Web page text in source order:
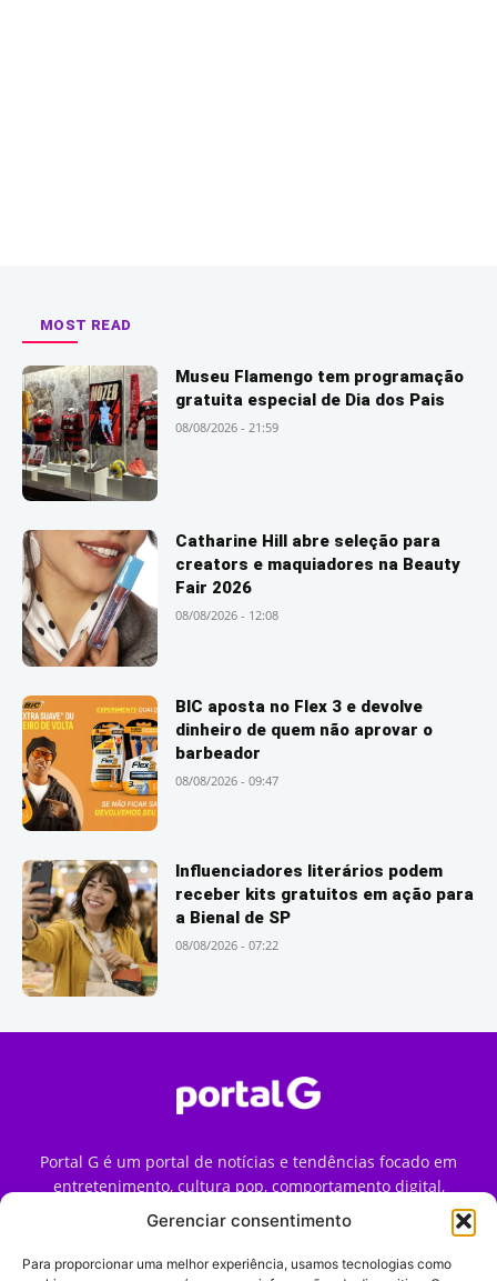
Gerenciar consentimento
Para proporcionar uma melhor experiência, usamos tecnologias como
MOST READ
Museu Flamengo tem programação
gratuita especial de Dia dos Pais
08/08/2026 - 21:59
Catharine Hill abre seleção para
creators e maquiadores na Beauty
Fair 2026
08/08/2026 - 12:08
BIC aposta no Flex 3 e devolve
dinheiro de quem não aprovar o
barbeador
08/08/2026 - 09:47
Influenciadores literários podem
receber kits gratuitos em ação para
a Bienal de SP
08/08/2026 - 07:22
Portal G é um portal de notícias e tendências focado em
entretenimento, cultura pop, comportamento digital,
streaming, games e iniciativas de marca que impactam a
forma como o público vive e consome internet no Brasil.